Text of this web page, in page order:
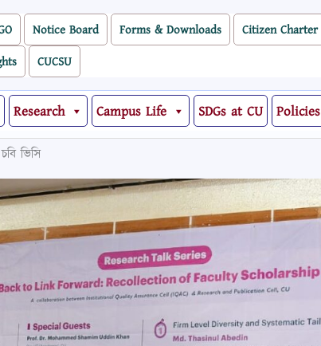
Notice Board Forms & Downloads Citizen Charter
CUCSU
Research Campus Life SDGs at CU Policies
ভিসি